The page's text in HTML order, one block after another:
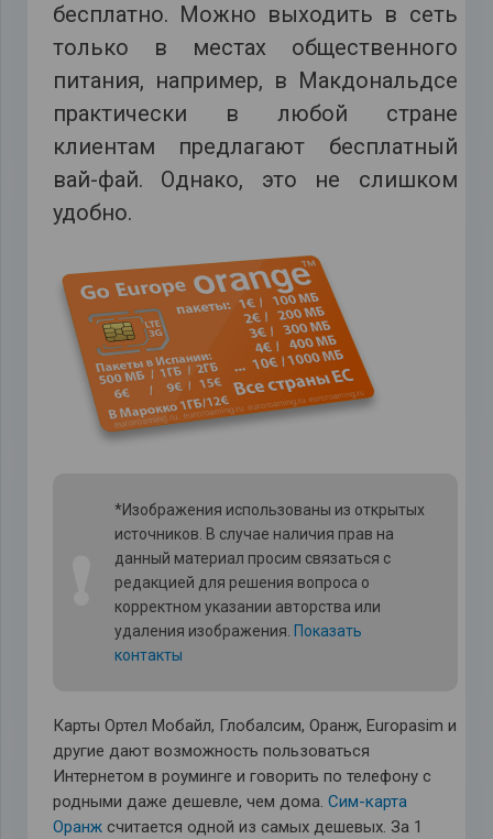
бесплатно. Можно выходить в сеть
только в местах общественного
питания, например, в Макдональдсе
практически в любой стране
клиентам предлагают бесплатный
вай-фай. Однако, это не слишком
удобно.
*Изображения использованы из открытых
источников. В случае наличия прав на
данный материал просим связаться с
редакцией для решения вопроса о
корректном указании авторства или
удаления изображения. Показать
контакты
Карты Ортел Мобайл, Глобалсим, Оранж, Europasim и
другие дают возможность пользоваться
Интернетом в роуминге и говорить по телефону с
родными даже дешевле, чем дома. Сим-карта
Оранжсчитается одной из самых дешевых. За 1